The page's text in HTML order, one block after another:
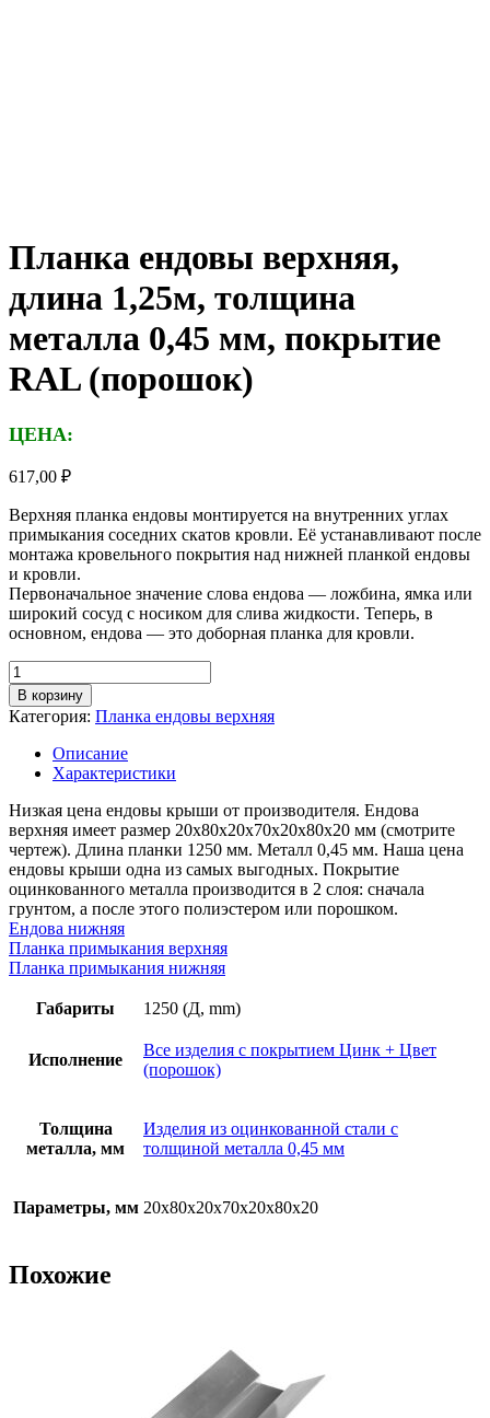
Планка ендовы верхняя,
длина 1,25м, толщина
металла 0,45 мм, покрытие
RAL (порошок)
ЦЕНА:
617,00 ₽
Верхняя планка ендовы монтируется на внутренних углах
примыкания соседних скатов кровли. Её устанавливают после
монтажа кровельного покрытия над нижней планкой ендовы
и кровли.
Первоначальное значение слова ендова — ложбина, ямка или
широкий сосуд с носиком для слива жидкости. Теперь, в
основном, ендова — это доборная планка для кровли.
Количество
товара
Планка
ендовы
верхняя,
длина
1,25м,
толщина
металла
0,45
мм,
покрытие
RAL
(порошок)
В корзину
Категория: Планка ендовы верхняя
Описание
Характеристики
Низкая цена ендовы крыши от производителя. Ендова
верхняя имеет размер 20х80х20х70х20х80х20 мм (смотрите
чертеж). Длина планки 1250 мм. Металл 0,45 мм. Наша цена
ендовы крыши одна из самых выгодных. Покрытие
оцинкованного металла производится в 2 слоя: сначала
грунтом, а после этого полиэстером или порошком.
Ендова нижняя
Планка примыкания верхняя
Планка примыкания нижняя
Габариты 1250 (Д, mm)
Исполнение
Все изделия с покрытием Цинк + Цвет
(порошок)
Толщина
металла, мм
Изделия из оцинкованной стали с
толщиной металла 0,45 мм
Параметры, мм 20х80х20х70х20х80х20
Похожие